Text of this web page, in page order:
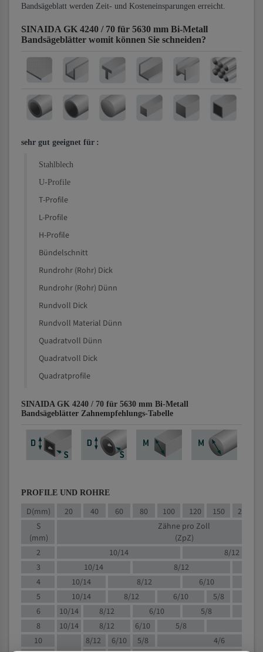
Bandsägeblatt werden Zeit- und Kosteneinsparungen erreicht.
SINAIDA GK 4240 / 70 für 5630 mm Bi-Metall
Bandsägeblätter womit können Sie schneiden?
sehr gut geeignet für :
Stahlblech
U-Profile
T-Profile
L-Profile
H-Profile
Bündelschnitt
Rundrohr (Rohr) Dick
Rundrohr (Rohr) Dünn
Rundvoll Dick
Rundvoll Material Dünn
Quadratvoll Dünn
Quadratvoll Dick
Quadratprofile
SINAIDA GK 4240 / 70 für 5630 mm Bi-Metall
Bandsägeblätter Zahnempfehlungs-Tabelle
PROFILE UND ROHRE
D(mm) 20 40 60 80 100 120 150 200
S
(mm)
Zähne pro Zoll
(ZpZ)
2
10/14
8/12
3
10/14 8/12
4
10/14 8/12 6/10
5
10/14 8/12 6/10
5/8
6
10/14 8/12 6/10
5/8
8
10/14 8/12 6/10 5/8
10
8/12 6/10 5/8
4/6